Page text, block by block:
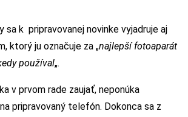
sa k pripravovanej novinke vyjadruje aj
ktorý ju označuje za „najlepší fotoaparát
používal„.
v prvom rade zaujať, neponúka
pripravovaný telefón. Dokonca sa z